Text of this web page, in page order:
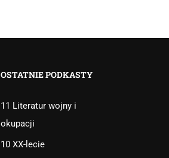
OSTATNIE PODKASTY
11 Literatur wojny i
okupacji
10 XX-lecie